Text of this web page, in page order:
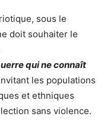
sous le
doit souhaiter le
qui ne connaît
les populations
et ethniques
sans violence.